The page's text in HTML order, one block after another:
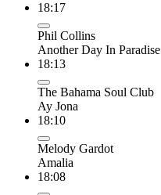
18:17
Phil Collins
Another Day In Paradise
18:13
The Bahama Soul Club
Ay Jona
18:10
Melody Gardot
Amalia
18:08